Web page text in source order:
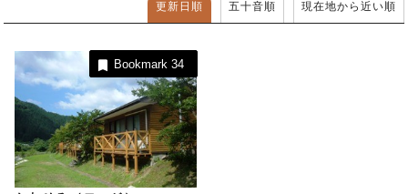
Bookmark34
更新日順 五十音順 現在地から近い順